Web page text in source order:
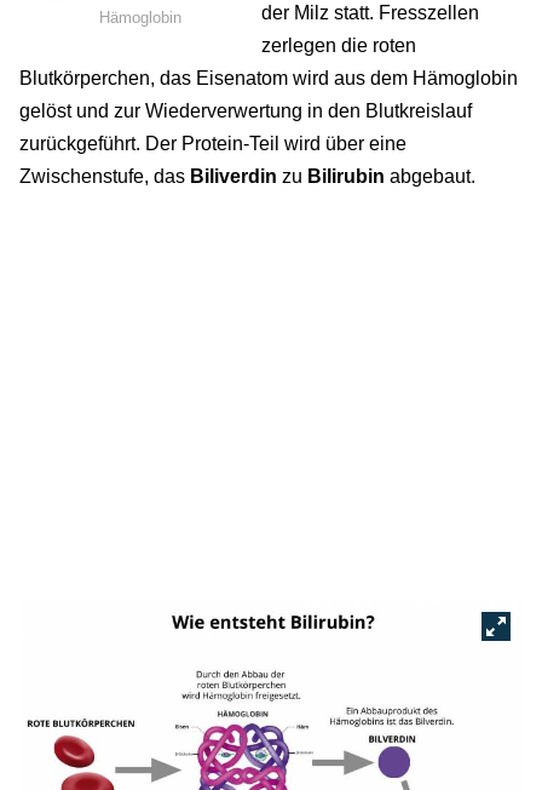
Hämoglobin
der Milz statt. Fresszellen
zerlegen die roten
Blutkörperchen, das Eisenatom wird aus dem Hämoglobin
gelöst und zur Wiederverwertung in den Blutkreislauf
zurückgeführt. Der Protein-Teil wird über eine
Zwischenstufe, das Biliverdin zu Bilirubin abgebaut.